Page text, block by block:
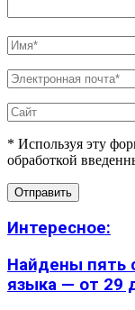
* Используя эту
обработкой
Интересное:
Найдены пять
языка — от 29